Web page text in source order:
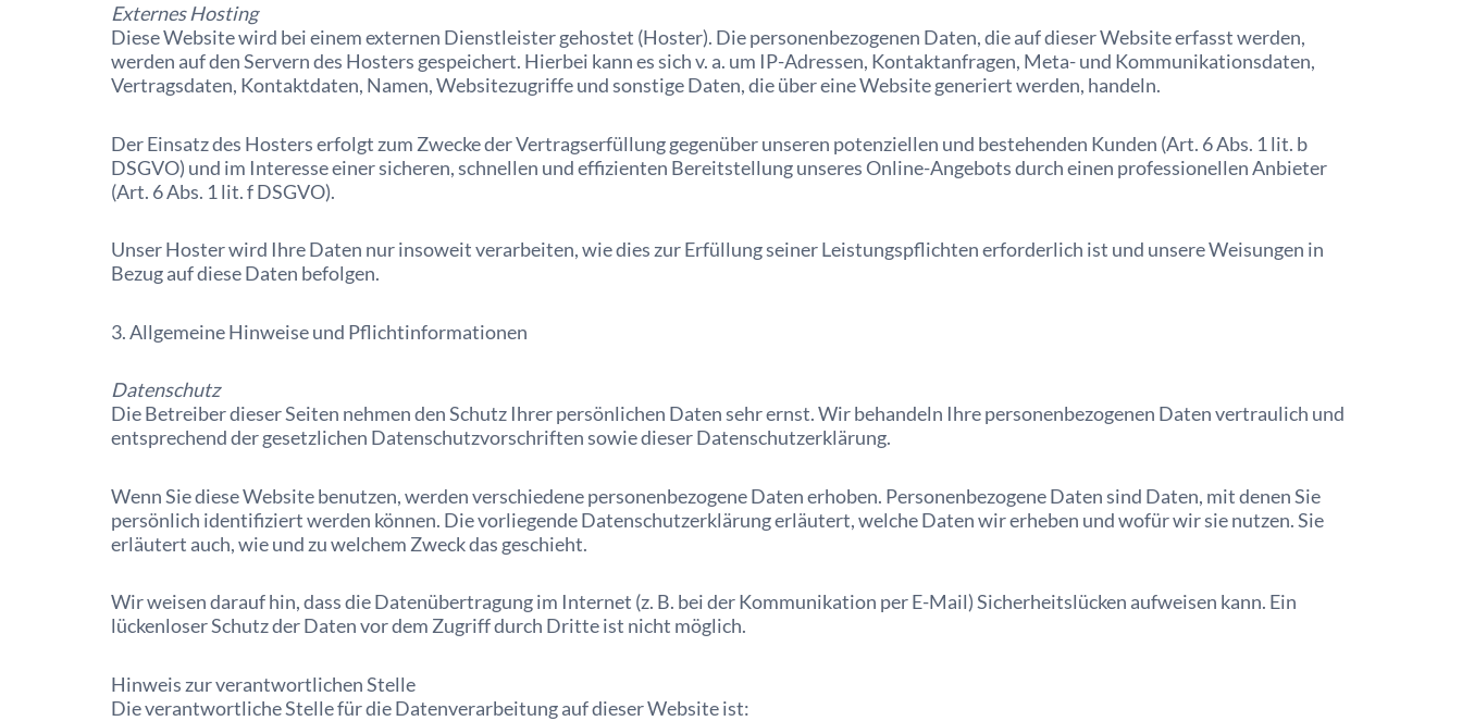
Externes Hosting
Diese Website wird bei einem externen Dienstleister gehostet (Hoster). Die personenbezogenen Daten, die auf dieser Website erfasst werden,
werden auf den Servern des Hosters gespeichert. Hierbei kann es sich v. a. um IP-Adressen, Kontaktanfragen, Meta- und Kommunikationsdaten,
Vertragsdaten, Kontaktdaten, Namen, Websitezugriffe und sonstige Daten, die über eine Website generiert werden, handeln.
Der Einsatz des Hosters erfolgt zum Zwecke der Vertragserfüllung gegenüber unseren potenziellen und bestehenden Kunden (Art. 6 Abs. 1 lit. b
DSGVO) und im Interesse einer sicheren, schnellen und effizienten Bereitstellung unseres Online-Angebots durch einen professionellen Anbieter
(Art. 6 Abs. 1 lit. f DSGVO).
Unser Hoster wird Ihre Daten nur insoweit verarbeiten, wie dies zur Erfüllung seiner Leistungspflichten erforderlich ist und unsere Weisungen in
Bezug auf diese Daten befolgen.
3. Allgemeine Hinweise und Pflicht­informationen
Datenschutz
Die Betreiber dieser Seiten nehmen den Schutz Ihrer persönlichen Daten sehr ernst. Wir behandeln Ihre personenbezogenen Daten vertraulich und
entsprechend der gesetzlichen Datenschutzvorschriften sowie dieser Datenschutzerklärung.
Wenn Sie diese Website benutzen, werden verschiedene personenbezogene Daten erhoben. Personenbezogene Daten sind Daten, mit denen Sie
persönlich identifiziert werden können. Die vorliegende Datenschutzerklärung erläutert, welche Daten wir erheben und wofür wir sie nutzen. Sie
erläutert auch, wie und zu welchem Zweck das geschieht.
Wir weisen darauf hin, dass die Datenübertragung im Internet (z. B. bei der Kommunikation per E-Mail) Sicherheitslücken aufweisen kann. Ein
lückenloser Schutz der Daten vor dem Zugriff durch Dritte ist nicht möglich.
Hinweis zur verantwortlichen Stelle
Die verantwortliche Stelle für die Datenverarbeitung auf dieser Website ist: